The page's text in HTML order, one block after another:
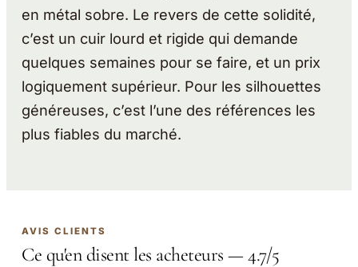
en métal sobre. Le revers de cette solidité,
c’est un cuir lourd et rigide qui demande
quelques semaines pour se faire, et un prix
logiquement supérieur. Pour les silhouettes
généreuses, c’est l’une des références les
plus fiables du marché.
AVIS CLIENTS
Ce qu'en disent les acheteurs — 4.7/5